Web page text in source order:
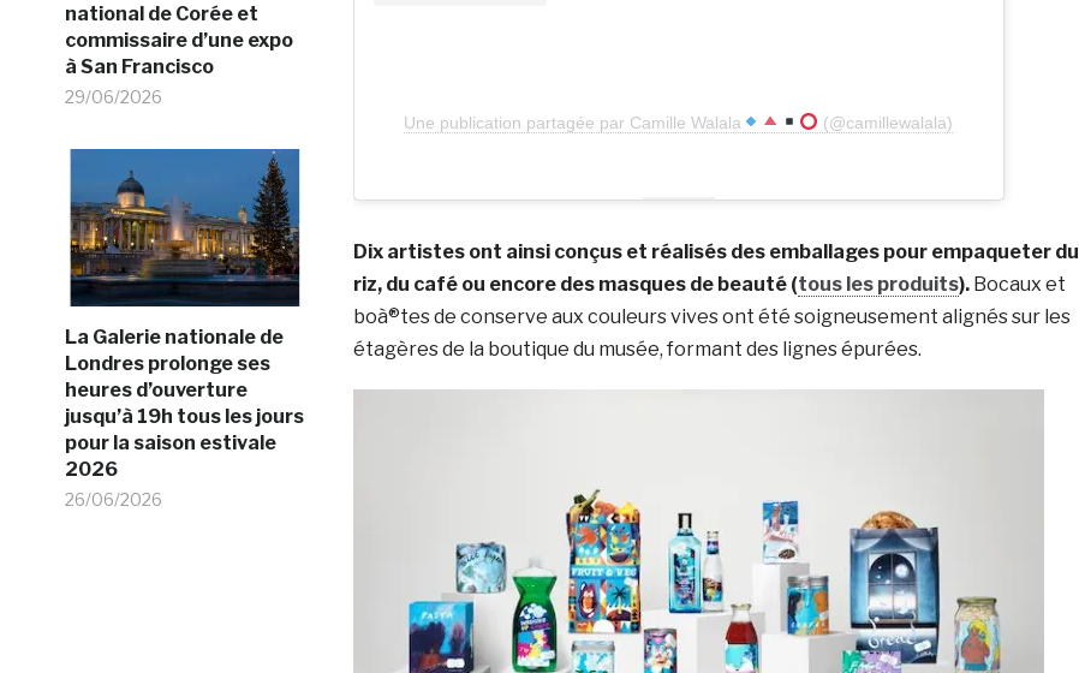
national de Corée et
commissaire d’une expo
à San Francisco
29/06/2026
La Galerie nationale de
Londres prolonge ses
heures d’ouverture
jusqu’à 19h tous les jours
pour la saison estivale
2026
26/06/2026
Une publication partagée par Camille Walala (@camillewalala)
Dix artistes ont ainsi conçus et réalisés des emballages pour empaqueter du
riz, du café ou encore des masques de beauté (tous les produits).Bocaux et
boà®tes de conserve aux couleurs vives ont été soigneusement alignés sur les
étagères de la boutique du musée, formant des lignes épurées.